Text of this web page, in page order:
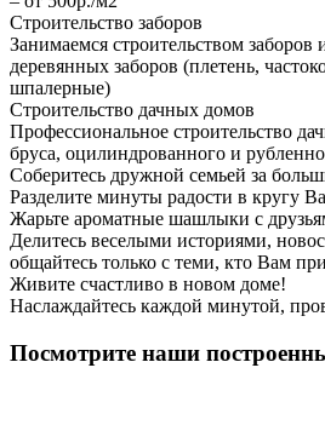
Строительство заборов
Занимаемся строительством заборов
деревянных заборов (плетень,
шпалерные)
Строительство дачных домов
Профессиональное строительство
бруса, оцилиндрованного и
Соберитесь дружной семьей за
Разделите минуты радости в кругу
Жарьте ароматные шашлыки с
Делитесь веселыми историями,
общайтесь только с теми, кто Вам
Живите счастливо в новом доме!
Наслаждайтесь каждой минутой,
Посмотрите наши